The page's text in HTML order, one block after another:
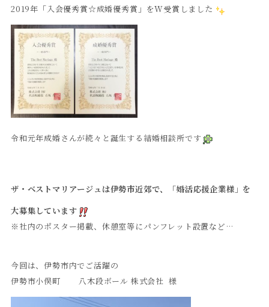
2019年「入会優秀賞☆成婚優秀賞」をW受賞しました
令和元年成婚さんが続々と誕生する結婚相談所です
ザ・ベストマリアージュは伊勢市近郊で、「婚活応援企業様」を
大募集しています
※社内のポスター掲載、休憩室等にパンフレット設置など…
今回は、伊勢市内でご活躍の
伊勢市小俣町 八木段ボール 株式会社 様